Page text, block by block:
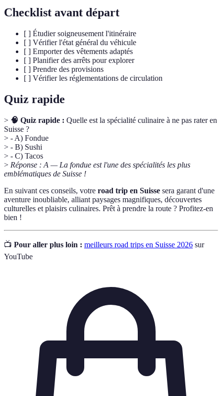
Checklist avant départ
[ ] Étudier soigneusement l'itinéraire
[ ] Vérifier l'état général du véhicule
[ ] Emporter des vêtements adaptés
[ ] Planifier des arrêts pour explorer
[ ] Prendre des provisions
[ ] Vérifier les réglementations de circulation
Quiz rapide
> 🧠 Quiz rapide : Quelle est la spécialité culinaire à ne pas rater en
Suisse ?
> - A) Fondue
> - B) Sushi
> - C) Tacos
> Réponse : A — La fondue est l'une des spécialités les plus
emblématiques de Suisse !
En suivant ces conseils, votre road trip en Suisse sera garant d'une
aventure inoubliable, alliant paysages magnifiques, découvertes
culturelles et plaisirs culinaires. Prêt à prendre la route ? Profitez-en
bien !
📺 Pour aller plus loin : meilleurs road trips en Suisse 2026 sur
YouTube